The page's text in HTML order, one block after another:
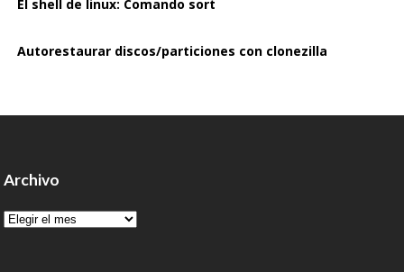
El shell de linux: Comando sort
Autorestaurar discos/particiones con clonezilla
Archivo
Archivo